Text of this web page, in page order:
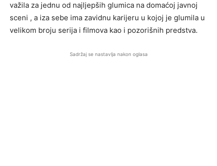
važila za jednu od najljepših glumica na domaćoj javnoj
sceni , a iza sebe ima zavidnu karijeru u kojoj je glumila u
velikom broju serija i filmova kao i pozorišnih predstva.
Sadržaj se nastavlja nakon oglasa